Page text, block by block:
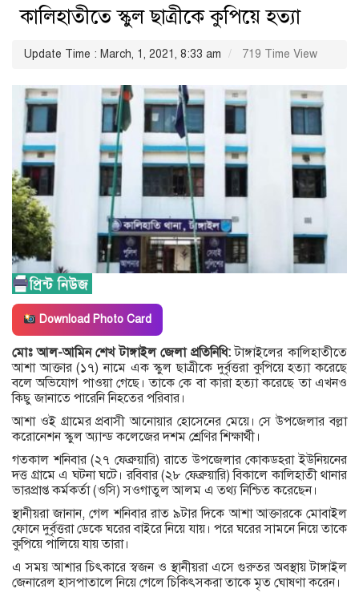
কালিহাতীতে স্কুল ছাত্রীকে কুপিয়ে হত্যা
Update Time : March, 1, 2021, 8:33 am 719 Time View
Download Photo Card
মোঃ আল-আমিন শেখ টাঙ্গাইল জেলা প্রতিনিধি:টাঙ্গাইলের কালিহাতীতে
আশা আক্তার (১৭) নামে এক স্কুল ছাত্রীকে দুর্বৃত্তরা কুপিয়ে হত্যা করেছে
বলে অভিযোগ পাওয়া গেছে। তাকে কে বা কারা হত্যা করেছে তা এখনও
কিছু জানাতে পারেনি নিহতের পরিবার।
আশা ওই গ্রামের প্রবাসী আনোয়ার হোসেনের মেয়ে। সে উপজেলার বল্লা
করোনেশন স্কুল অ্যান্ড কলেজের দশম শ্রেণির শিক্ষার্থী।
গতকাল শনিবার (২৭ ফেব্রুয়ারি) রাতে উপজেলার কোকডহরা ইউনিয়নের
দত্ত গ্রামে এ ঘটনা ঘটে। রবিবার (২৮ ফেব্রুয়ারি) বিকালে কালিহাতী থানার
ভারপ্রাপ্ত কর্মকর্তা (ওসি) সওগাতুল আলম এ তথ্য নিশ্চিত করেছেন।
স্থানীয়রা জানান, গেল শনিবার রাত ৯টার দিকে আশা আক্তারকে মোবাইল
ফোনে দুর্বৃত্তরা ডেকে ঘরের বাইরে নিয়ে যায়। পরে ঘরের সামনে নিয়ে তাকে
কুপিয়ে পালিয়ে যায় তারা।
এ সময় আশার চিৎকারে স্বজন ও স্থানীয়রা এসে গুরুতর অবস্থায় টাঙ্গাইল
জেনারেল হাসপাতালে নিয়ে গেলে চিকিৎসকরা তাকে মৃত ঘোষণা করেন।